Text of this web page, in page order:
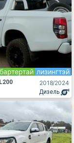
2018/2024
Дизель
лизингтэй
бартертай